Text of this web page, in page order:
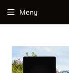
Meny